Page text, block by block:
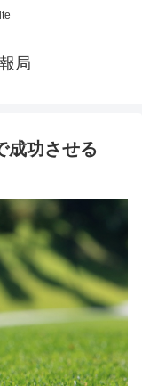
局
成功させる